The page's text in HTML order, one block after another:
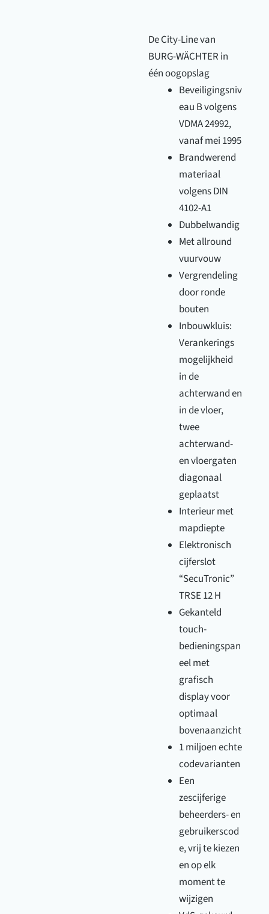
De City-Line van
BURG-WÄCHTER in
één oogopslag
Beveiligingsniv
eau B volgens
VDMA 24992,
vanaf mei 1995
Brandwerend
materiaal
volgens DIN
4102-A1
Dubbelwandig
Met allround
vuurvouw
Vergrendeling
door ronde
bouten
Inbouwkluis:
Verankerings
mogelijkheid
in de
achterwand en
in de vloer,
twee
achterwand-
en vloergaten
diagonaal
geplaatst
Interieur met
mapdiepte
Elektronisch
cijferslot
“SecuTronic”
TRSE 12 H
Gekanteld
touch-
bedieningspan
eel met
grafisch
display voor
optimaal
bovenaanzicht
1 miljoen echte
codevarianten
Een
zescijferige
beheerders- en
gebruikerscod
e, vrij te kiezen
en op elk
moment te
wijzigen